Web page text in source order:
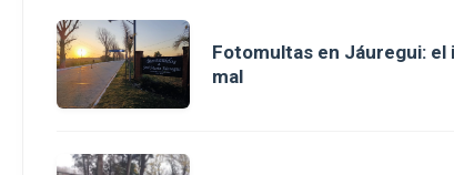
Fotomultas en Jáuregui:
mal